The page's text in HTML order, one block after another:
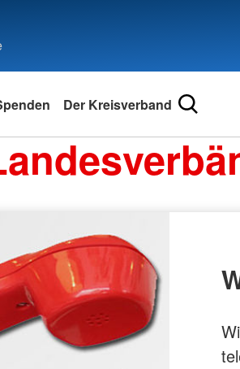
Der Kreisverband